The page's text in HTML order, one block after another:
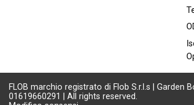
FLOB marchio registrato di Flob S.r.l.s | Garden
01619660291 | All rights reserved.